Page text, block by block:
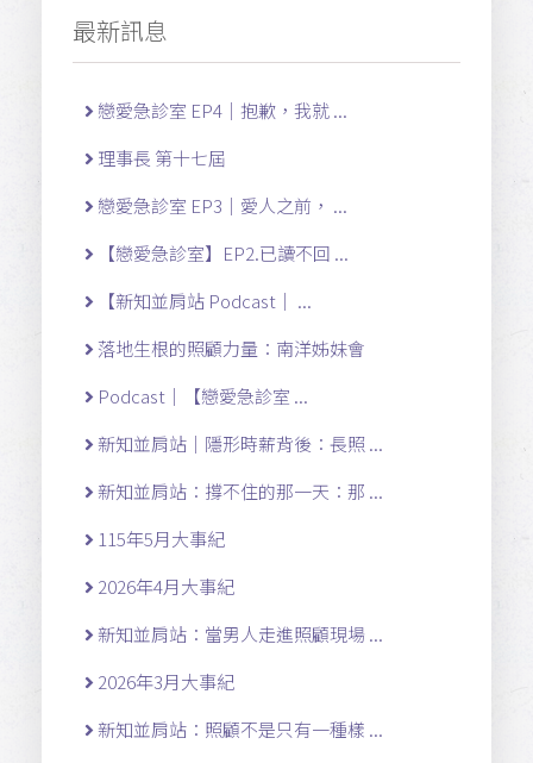
最新訊息
戀愛急診室 EP4｜抱歉，我就 ...
理事長 第十七屆
戀愛急診室 EP3｜愛人之前， ...
【戀愛急診室】EP2.已讀不回 ...
【新知並肩站 Podcast｜ ...
落地生根的照顧力量：南洋姊妹會
Podcast｜【戀愛急診室 ...
新知並肩站｜隱形時薪背後：長照 ...
新知並肩站：撐不住的那一天：那 ...
115年5月大事紀
2026年4月大事紀
新知並肩站：當男人走進照顧現場 ...
2026年3月大事紀
新知並肩站：照顧不是只有一種樣 ...